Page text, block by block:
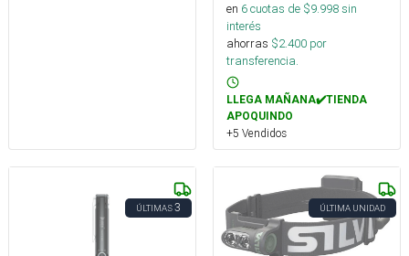
en 6cuotas de $9.998sin
interés
ahorras $2.400 por
transferencia.
LLEGA MAÑANA✔️TIENDA
APOQUINDO
+5 Vendidos
ÚLTIMAS3 ÚLTIMA UNIDAD